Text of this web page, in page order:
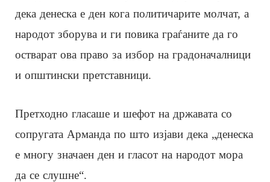
дека денеска е ден кога политичарите молчат, а
народот зборува и ги повика граѓаните да го
остварат ова право за избор на градоначалници
и општински претставници.
Претходно гласаше и шефот на државата со
сопругата Арманда по што изјави дека „денеска
е многу значаен ден и гласот на народот мора
да се слушне“.